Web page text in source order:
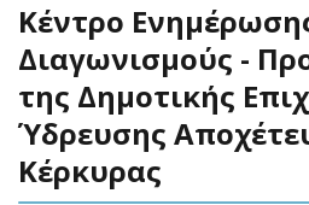
Κέντρο
Διαγωνισμούς -
της Δημοτικής
Ύδρευσης
Κέρκυρας